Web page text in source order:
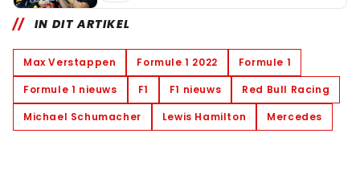
IN DIT ARTIKEL
Max Verstappen Formule 1 2022
Formule 1
Formule 1 nieuws
F1 F1 nieuws
Red Bull Racing
Michael Schumacher
Lewis Hamilton Mercedes